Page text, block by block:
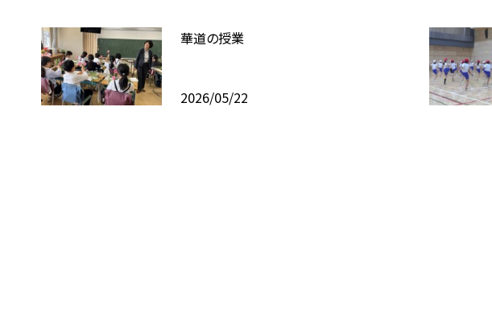
華道の授業
2026/05/22